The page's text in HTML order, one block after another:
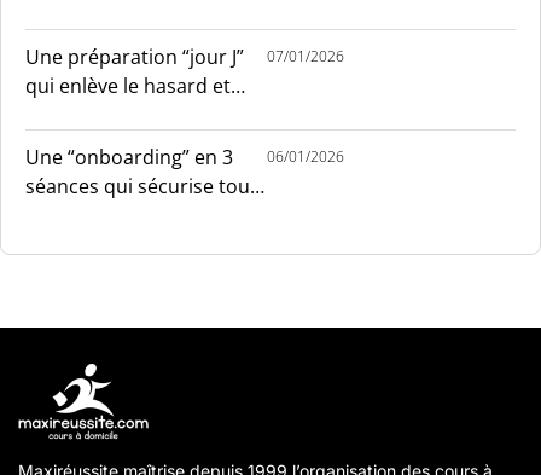
Une préparation “jour J”
qui enlève le hasard et
07/01/2026
Une “onboarding” en 3
séances qui sécurise tout
06/01/2026
Maxiréussite maîtrise depuis 1999 l’organisation des cours à